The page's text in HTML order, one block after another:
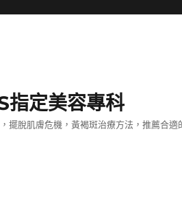
指定美容專科
擺脫肌膚危機，黃褐斑治療方法，推薦合